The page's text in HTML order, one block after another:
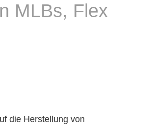
MLBs, Flex
die Herstellung von